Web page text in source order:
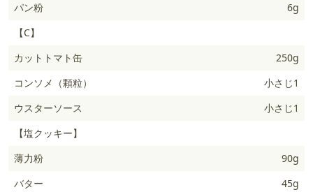
パン粉
6g
【C】
カットトマト缶
250g
コンソメ（顆粒）
小さじ1
ウスターソース
小さじ1
【塩クッキー】
薄力粉
90g
バター
45g